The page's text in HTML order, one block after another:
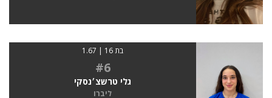
בת 16 | 1.67
#6
גלי טרשצ׳נסקי
ליברו